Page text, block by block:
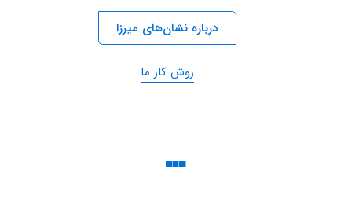
درباره نشان‌های میرزا
روش کار ما